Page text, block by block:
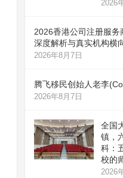
2026
2026香港公司注册服务
深度解析与真实机构横
2026年8月7日
腾飞移民创始人老李
2026年8月7日
全国
镇，
科：
校的
2026